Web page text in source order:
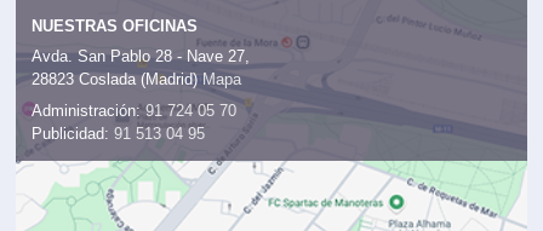
NUESTRAS OFICINAS
Avda. San Pablo 28 - Nave 27,
28823 Coslada (Madrid) Mapa
Administración: 91 724 05 70
Publicidad: 91 513 04 95